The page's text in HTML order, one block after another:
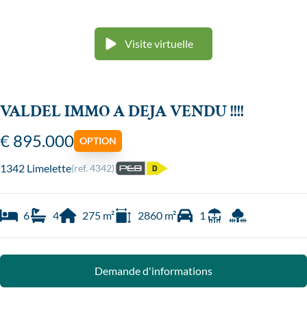
Visite virtuelle
VALDEL IMMO A DEJA VENDU !!!!
€ 895.000 OPTION
1342 Limelette(ref. 4342)
6 4 275 m² 2860 m² 1
Demande d'informations